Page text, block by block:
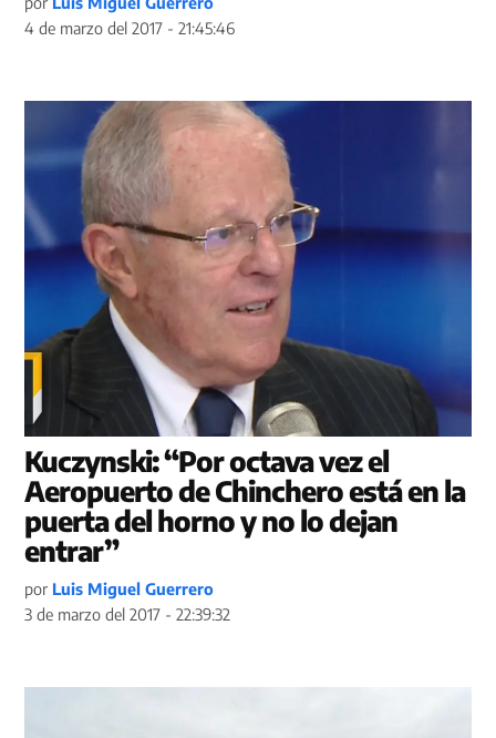
4 de marzo del 2017 - 21:45:46
Kuczynski: “Por octava vez el
Aeropuerto de Chinchero está en la
puerta del horno y no lo dejan
entrar”
por Luis Miguel Guerrero
3 de marzo del 2017 - 22:39:32